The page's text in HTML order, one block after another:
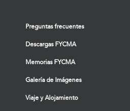
Preguntas frecuentes
Descargas FYCMA
Memorias FYCMA
Galería de Imágenes
Viaje y Alojamiento